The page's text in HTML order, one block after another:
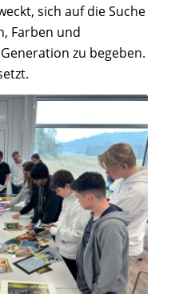
sich auf die Suche
Farben und
zu begeben.